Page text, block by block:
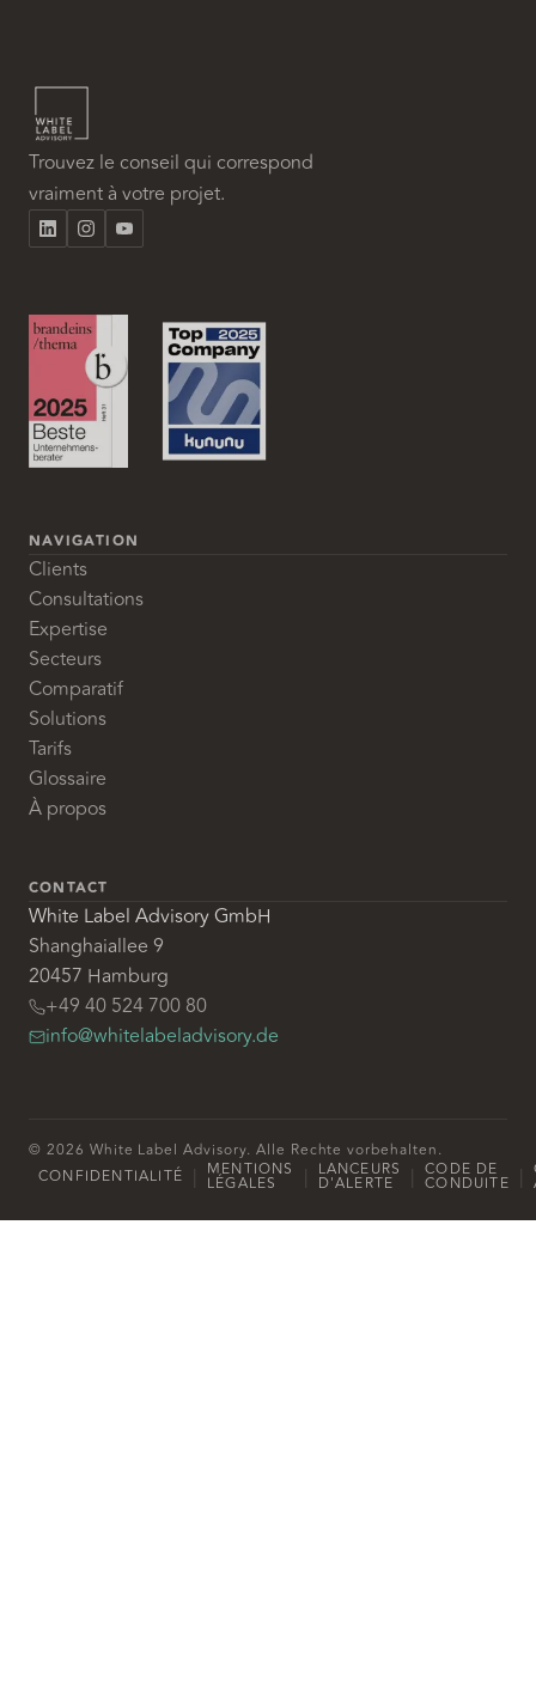
Trouvez le conseil qui correspond
vraiment à votre projet.
NAVIGATION
Clients
Consultations
Expertise
Secteurs
Comparatif
Solutions
Tarifs
Glossaire
À propos
CONTACT
White Label Advisory GmbH
Shanghaiallee 9
20457 Hamburg
+49 40 524 700 80
info@whitelabeladvisory.de
© 2026 White Label Advisory. Alle Rechte vorbehalten.
CONFIDENTIALITÉ
MENTIONS
LÉGALES
LANCEURS
D'ALERTE
CODE DE
CONDUITE